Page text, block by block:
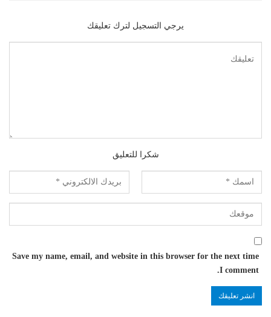
يرجي التسجيل لترك تعليقك
شكرا للتعليق
Save my name, email, and website in this browser for the next time
I comment.